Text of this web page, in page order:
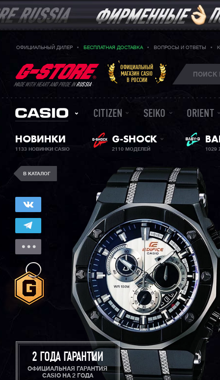
ОФИЦИАЛЬНЫЙ ДИЛЕР БЕСПЛАТНАЯ ДОСТАВКА ВОПРОСЫ И ОТВЕТЫ
MADE WITH HEART AND PRIDE INRUSSIA
ОФИЦИАЛЬНЫЙ
МАГАЗИН CASIO
В РОССИИ
CITIZEN SEIKO ORIENT
НОВИНКИ
1133 НОВИНКИ CASIO
G-SHOCK
2110 МОДЕЛЕЙ 1029
В КАТАЛОГ
2 ГОДА ГАРАНТИИ
ОФИЦИАЛЬНАЯ ГАРАНТИЯ
CASIO НА 2 ГОДА